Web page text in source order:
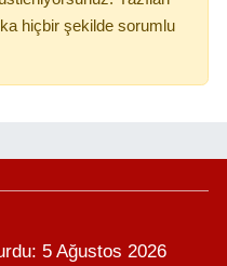
hiçbir şekilde sorumlu
5 Ağustos 2026